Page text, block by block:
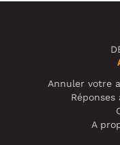
Annuler votre
A